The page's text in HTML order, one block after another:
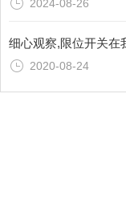
2024-08-26
2020-08-24